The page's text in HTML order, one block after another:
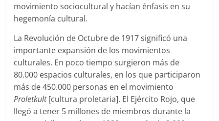
movimiento sociocultural y hacían énfasis en su
hegemonía cultural.
La Revolución de Octubre de 1917 significó una
importante expansión de los movimientos
culturales. En poco tiempo surgieron más de
80.000 espacios culturales, en los que participaron
más de 450.000 personas en el movimiento
Proletkult[cultura proletaria]. El Ejército Rojo, que
llegó a tener 5 millones de miembros durante la